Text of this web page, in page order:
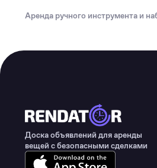
Товары для животных
Здоровье
Цифровые товары
Аренда ручного инструмента и
Доска объявлений для аренды
вещей с безопасными сделками